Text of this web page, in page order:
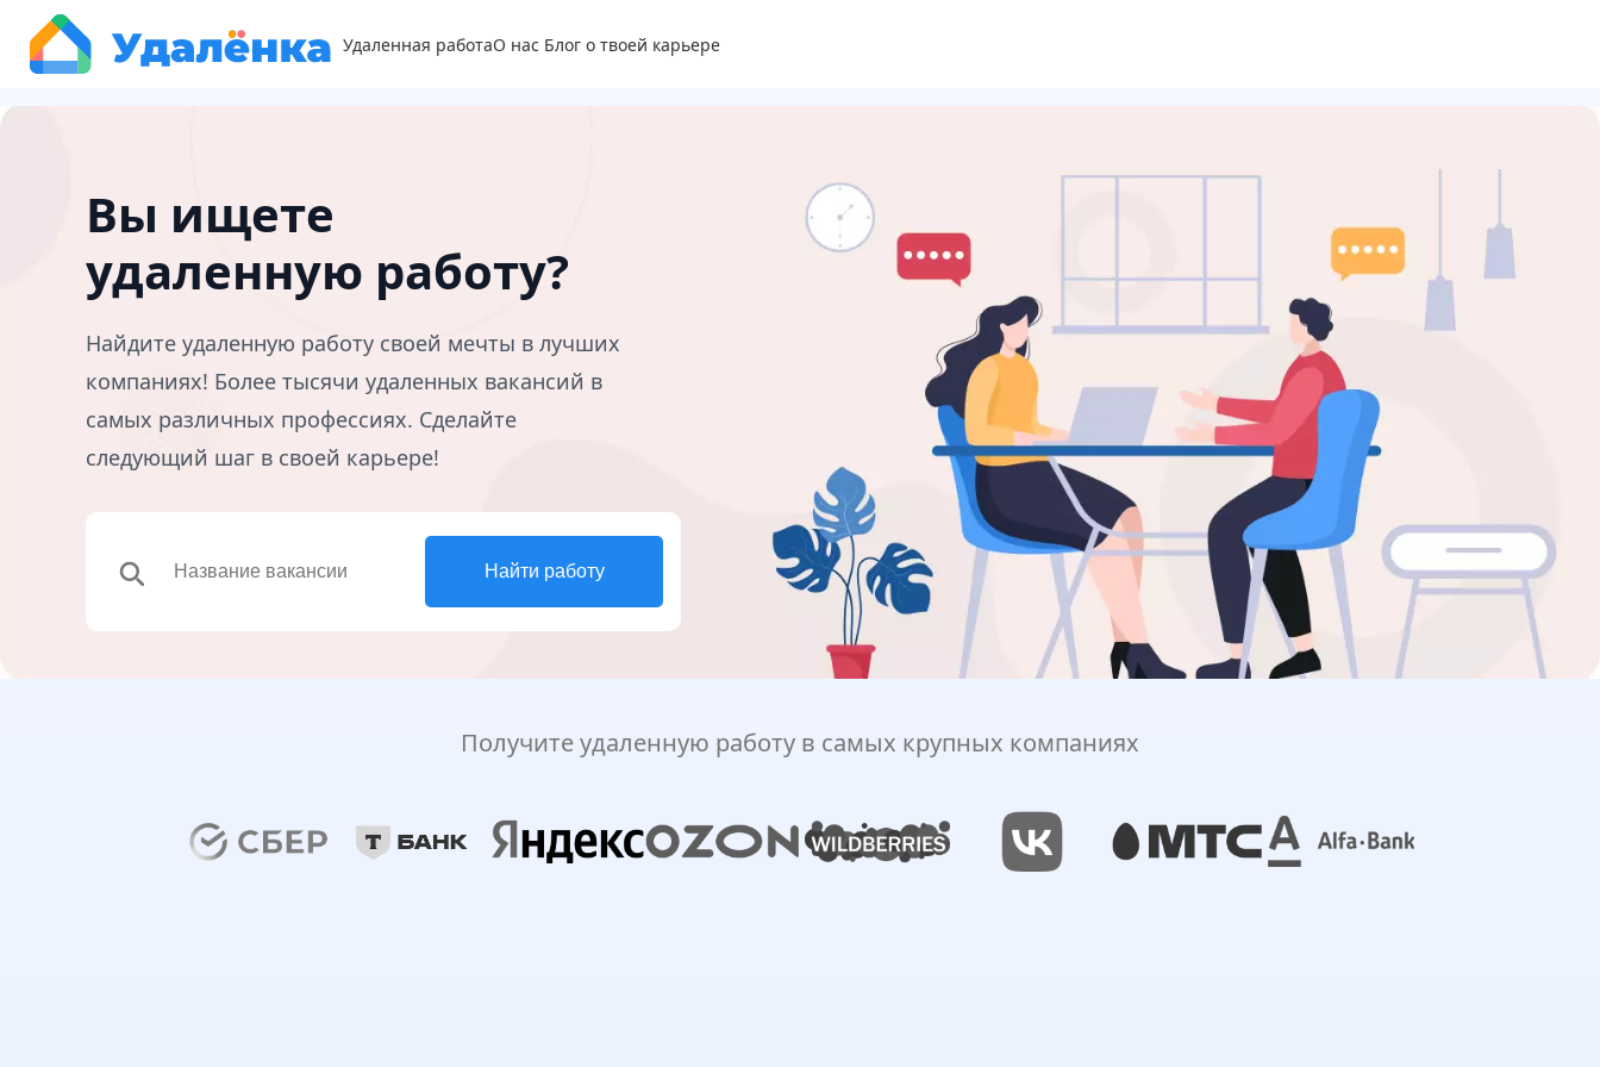
Удаленная работаО нас Блог о твоей карьере
Вы ищете
удаленную работу?
Найдите удаленную работу своей мечты в лучших
компаниях! Более тысячи удаленных вакансий в
самых различных профессиях. Сделайте
следующий шаг в своей карьере!
search Найти работу
Получите удаленную работу в самых крупных компаниях